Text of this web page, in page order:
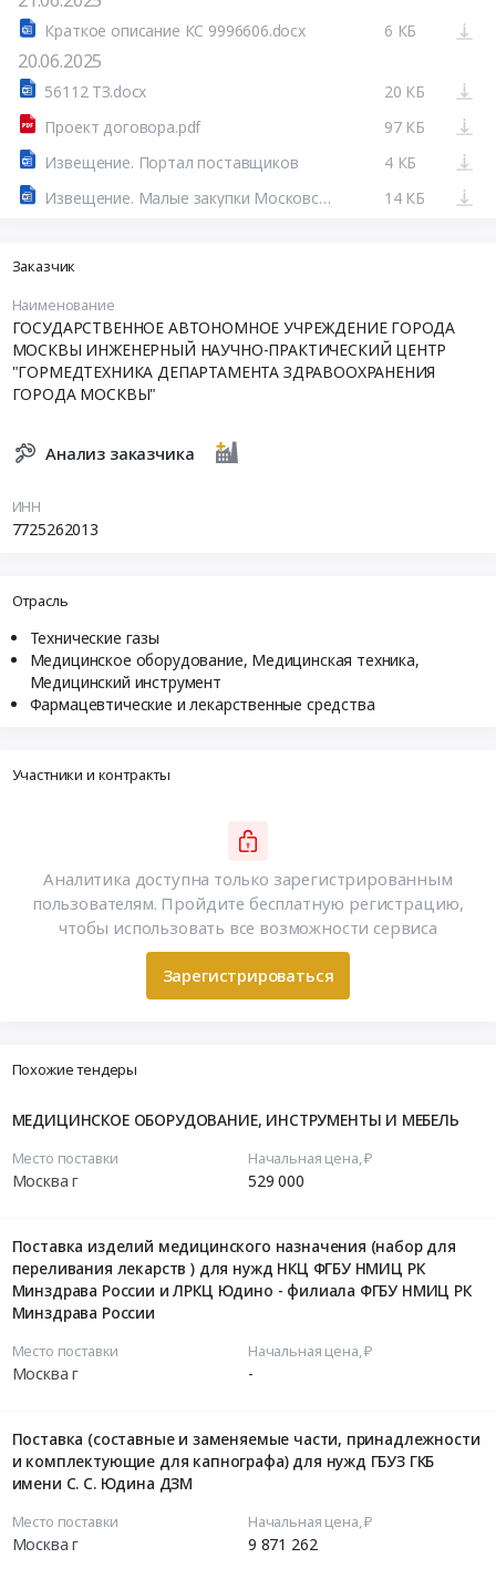
Краткое описание КС 9996606.docx 6 КБ
20.06.2025
56112 ТЗ.docx
20 КБ
Проект договора.pdf
97 КБ
Извещение. Портал поставщиков
4 КБ
Извещение. Малые закупки Московской области
14 КБ
Заказчик
Наименование
ГОСУДАРСТВЕННОЕ АВТОНОМНОЕ УЧРЕЖДЕНИЕ ГОРОДА
МОСКВЫ ИНЖЕНЕРНЫЙ НАУЧНО-ПРАКТИЧЕСКИЙ ЦЕНТР
"ГОРМЕДТЕХНИКА ДЕПАРТАМЕНТА ЗДРАВООХРАНЕНИЯ
ГОРОДА МОСКВЫ"
Анализ заказчика
ИНН
7725262013
Отрасль
Технические газы
Медицинское оборудование, Медицинская техника,
Медицинский инструмент
Фармацевтические и лекарственные средства
Участники и контракты
Аналитика доступна только зарегистрированным
пользователям. Пройдите бесплатную регистрацию,
чтобы использовать все возможности сервиса
Зарегистрироваться
Похожие тендеры
МЕДИЦИНСКОЕ ОБОРУДОВАНИЕ, ИНСТРУМЕНТЫ И МЕБЕЛЬ
Место поставки
Москва г
Начальная цена, ₽
529 000
Поставка изделий медицинского назначения (набор для
переливания лекарств ) для нужд НКЦ ФГБУ НМИЦ РК
Минздрава России и ЛРКЦ Юдино - филиала ФГБУ НМИЦ РК
Минздрава России
Место поставки
Москва г
Начальная цена, ₽
-
Поставка (составные и заменяемые части, принадлежности
и комплектующие для капнографа) для нужд ГБУЗ ГКБ
имени С. С. Юдина ДЗМ
Место поставки
Москва г
Начальная цена, ₽
9 871 262